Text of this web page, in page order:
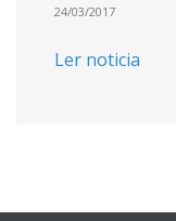
24/03/2017
Ler noticia